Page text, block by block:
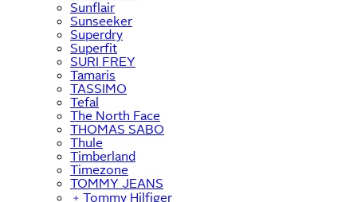
Sunflair
Sunseeker
Superdry
Superfit
SURI FREY
Tamaris
TASSIMO
Tefal
The North Face
THOMAS SABO
Thule
Timberland
Timezone
TOMMY JEANS
﹢ Tommy Hilfiger